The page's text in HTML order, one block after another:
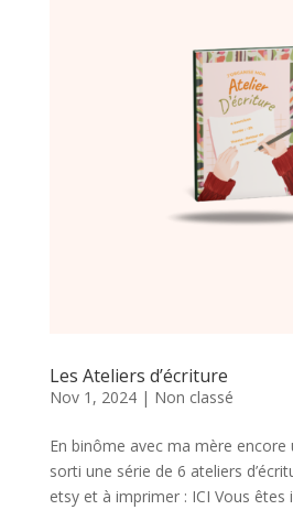
Les Ateliers d’écriture
Nov 1, 2024| Non classé
En binôme avec ma mère
sorti une série de 6 ateliers
etsy et à imprimer : ICI Vous êtes